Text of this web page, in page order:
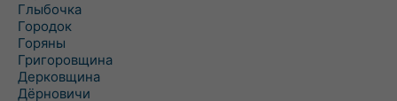
Глыбочка
Городок
Горяны
Григоровщина
Дерковщина
Дёрновичи